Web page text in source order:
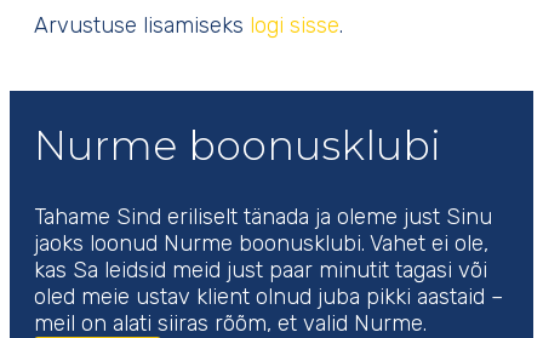
Arvustuse lisamiseks logi sisse.
Nurme boonusklubi
Tahame Sind eriliselt tänada ja oleme just Sinu
jaoks loonud Nurme boonusklubi. Vahet ei ole,
kas Sa leidsid meid just paar minutit tagasi või
oled meie ustav klient olnud juba pikki aastaid –
meil on alati siiras rõõm, et valid Nurme.